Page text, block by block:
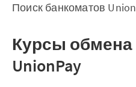
Поиск банкоматов
Курсы
UnionPay